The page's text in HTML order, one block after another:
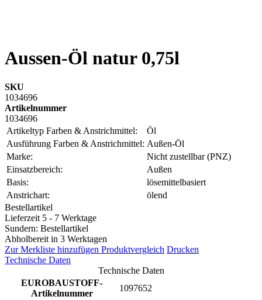
Aussen-Öl natur 0,75l
SKU
1034696
Artikelnummer
1034696
Artikeltyp Farben & Anstrichmittel:
Öl
Ausführung Farben & Anstrichmittel: Außen-Öl
Marke:
Nicht zustellbar (PNZ)
Einsatzbereich:
Außen
Basis:
lösemittelbasiert
Anstrichart:
ölend
Bestellartikel
Lieferzeit 5 - 7 Werktage
Sundern: Bestellartikel
Abholbereit in 3 Werktagen
Zur Merkliste hinzufügen Produktvergleich Drucken
Technische Daten
Technische Daten
EUROBAUSTOFF-
Artikelnummer
1097652